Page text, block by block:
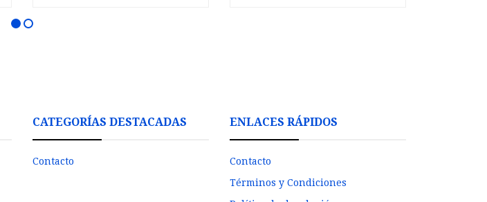
CATEGORÍAS DESTACADAS
Contacto
ENLACES RÁPIDOS
Contacto
Términos y Condiciones